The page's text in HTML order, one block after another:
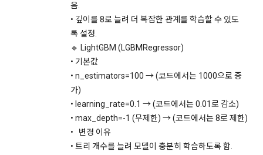
9. 회원탈퇴 이후에도 약관 및 법적 책임은 유효할 수 있다.
제 22 조 (이용 자격의 제한 및 정지)
“회사”는 “회원”이 다음 각 호에 해당하는 사실이 발견되었을 경
우 사전 통지 없이 이용 계약을 해지하거나 또는 기간을 정하여
서비스 이용을 제한할 수 있다.
가. “회사”가 제공하는 자원을 사용하여 공공질서, 사회적 통념
에 반하는 행위를 한 경우
나. “회사”가 제공하는 자원을 사용하여 사회적 공익을 저해할
목적으로 서비스 이용을 계획 또는 실행한 경우
만 14세 미만 아동의 경우, 법정대리인이 아동의 개인정보를 조
회하거나 수정할 권리, 수집 및 이용 동의를 철회할 권리를 가집
이용자 및 법정대리인은 언제든지 등록되어 있는 자신 혹은 당
해 미성년자의 정보를 열람, 공개 및 비공개 처리, 수정, 삭제할
수 있습니다. 이용자 및 법정대리인은 개인정보 조회/수정/가입
해지(동의철회)를 '내계정관리'를 통해 처리가 가능하며, 개인정
보 처리부서에 이메일로 연락하시는 경우에는 본인 확인 절차를
거친 후 조치하겠습니다.
음.
• 깊이를 8로 늘려 더 복잡한 관계를 학습할 수 있도
록 설정.
🔹 LightGBM (LGBMRegressor)
• 기본값
• n_estimators=100 → (코드에서는 1000으로 증
가)
• learning_rate=0.1 → (코드에서는 0.01로 감소)
• max_depth=-1 (무제한) → (코드에서는 8로 제한)
• 변경 이유
• 트리 개수를 늘려 모델이 충분히 학습하도록 함.